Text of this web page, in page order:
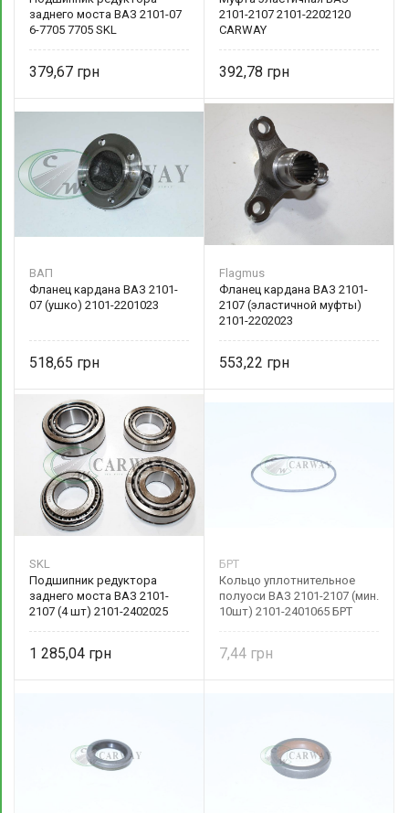
заднего моста ВАЗ 2101-07
6-7705 7705 SKL
379,67
2101-2107 2101-2202120
CARWAY
392,78
ВАП
Фланец кардана ВАЗ 2101-
07 (ушко) 2101-2201023
518,65
Flagmus
Фланец кардана ВАЗ 2101-
2107 (эластичной муфты)
2101-2202023
553,22
SKL
Подшипник редуктора
заднего моста ВАЗ 2101-
2107 (4 шт) 2101-2402025
1 285,04
БРТ
Кольцо уплотнительное
полуоси ВАЗ 2101-2107 (мин.
10шт) 2101-2401065 БРТ
7,44